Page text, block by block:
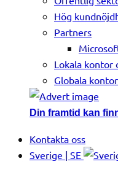
Hög
Partners
Lokala kontor
Globala kontor
Din framtid kan
Kontakta oss
Sverige | SE